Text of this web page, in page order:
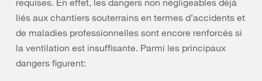
requises. En effet, les dangers non négligeables déjà
liés aux chantiers souterrains en termes d’accidents et
de maladies professionnelles sont encore renforcés si
la ventilation est insuffisante. Parmi les principaux
dangers figurent: